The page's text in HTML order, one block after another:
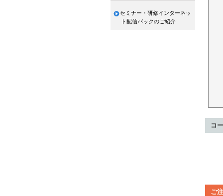
セミナー・研修インターネッ
ト配信パックのご紹介
コ
ご